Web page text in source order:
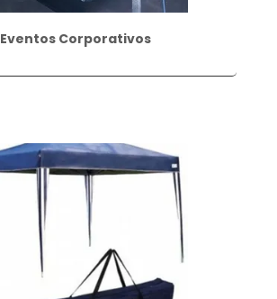
Eventos Corporativos